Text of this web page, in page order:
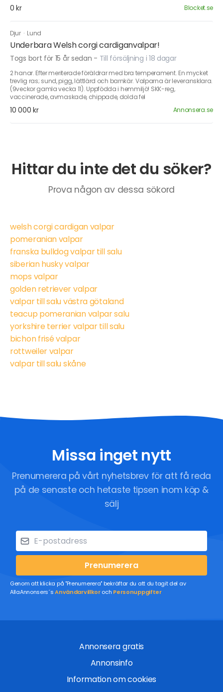
0 kr Blocket.se
Djur · Lund
Underbara Welsh corgi cardiganvalpar!
Togs bort för 15 år sedan - Till försäljning i 18 dagar
2 hanar. Efter meriterade föräldrar med bra temperament. En mycket
trevlig ras; sund, pigg, lättlärd och barnkär. Valparna är leveransklara.
(9veckor gamla vecka 11). Uppfödda i hemmiljö! SKK-reg,
vaccinerade, avmaskade, chippade, dolda fel
10 000 kr Annonsera.se
Hittar du inte det du söker?
Prova någon av dessa sökord
welsh corgi cardigan valpar
pomeranian valpar
franska bulldog valpar till salu
siberian husky valpar
mops valpar
golden retriever valpar
valpar till salu västra götaland
teacup pomeranian valpar salu
yorkshire terrier valpar till salu
bichon frisé valpar
rottweiler valpar
valpar till salu skåne
Missa inget nytt
Prenumerera på vårt nyhetsbrev för att få reda
på de senaste och hetaste tipsen inom köp &
sälj
Prenumerera
Genom att klicka på "Prenumerera" bekräftar du att du tagit del av
AllaAnnonsers´sAnvändarvillkoroch Personuppgifter
Annonsera gratis
Annonsinfo
Information om cookies